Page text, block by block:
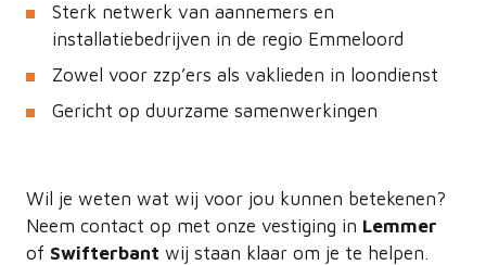
Sterk netwerk van aannemers en
installatiebedrijven in de regio Emmeloord
Zowel voor zzp’ers als vaklieden in loondienst
Gericht op duurzame samenwerkingen
Wil je weten wat wij voor jou kunnen betekenen?
Neem contact op met onze vestiging in Lemmer
of Swifterbant wij staan klaar om je te helpen.